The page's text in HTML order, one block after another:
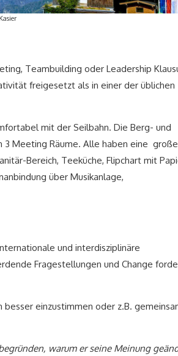
Teambuilding oder Leadership
freigesetzt als in einer der üblichen
mit der Seilbahn. Die Berg- und
Meeting Räume. Alle haben eine große
Bereich, Teeküche, Flipchart mit
über Musikanlage,
und interdisziplinäre
Fragestellungen und Change
einzustimmen oder z.B.
warum er seine Meinung